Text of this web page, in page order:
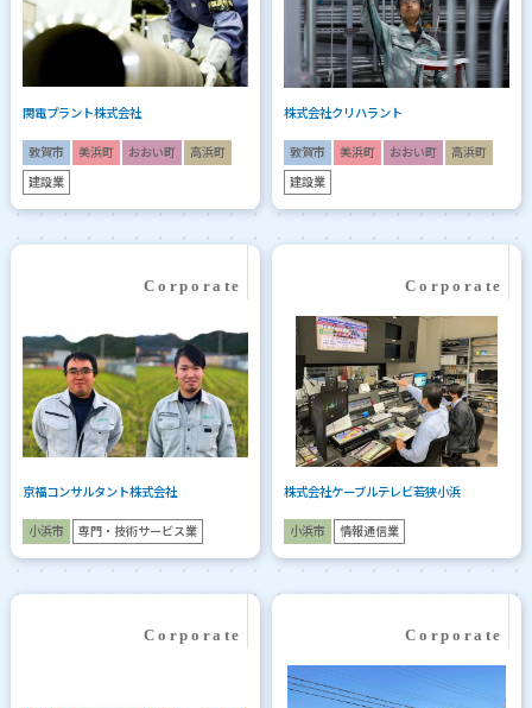
関電プラント株式会社
敦賀市 美浜町 おおい町 高浜町
建設業
株式会社クリハラント
敦賀市 美浜町 おおい町 高浜町
建設業
京福コンサルタント株式会社
小浜市 専門・技術サービス業
株式会社ケーブルテレビ若狭小浜
小浜市 情報通信業